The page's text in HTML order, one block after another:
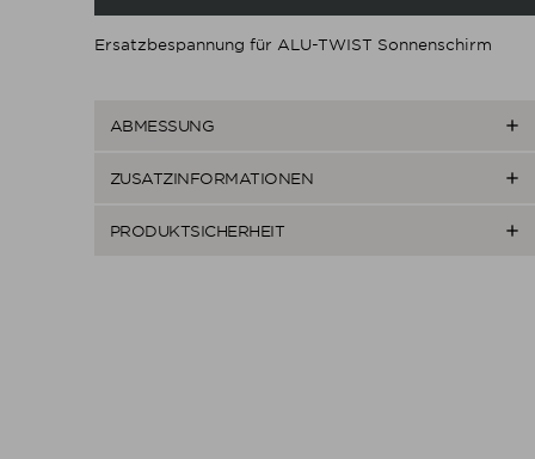
Ersatzbespannung für ALU-TWIST Sonnenschirm
ABMESSUNG 
ZUSATZINFORMATIONEN 
PRODUKTSICHERHEIT 